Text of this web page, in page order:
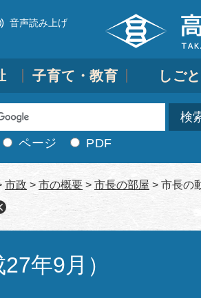
音声読み上げ
子育て・教育 しごと
ページ PDF
市政 > 市の概要 > 市長の部屋 > 市長の
年9月）